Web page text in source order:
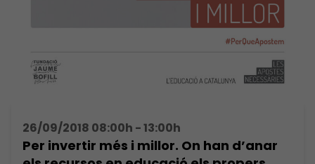
26/09/2018 08:00h - 13:00h
Per invertir més i millor. On han d’anar